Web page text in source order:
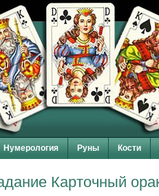
Нумерология Руны Кости
Карточный